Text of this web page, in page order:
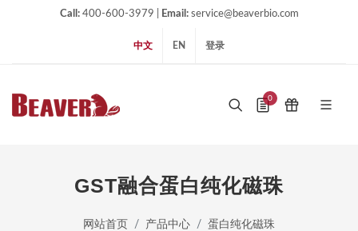
Call:400-600-3979 | Email:service@beaverbio.com
中文 EN 登录
0
GST融合蛋白纯化磁珠
网站首页 产品中心 蛋白纯化磁珠